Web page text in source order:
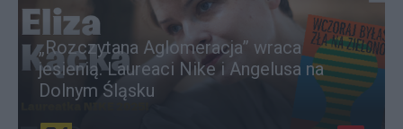
„Rozczytana Aglomeracja” wraca
jesienią. Laureaci Nike i Angelusa na
Dolnym Śląsku